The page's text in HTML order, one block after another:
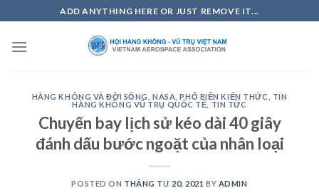
to
content
ADD ANYTHING HERE OR JUST REMOVE IT...
HÀNG KHÔNG VÀ ĐỜI SỐNG ,NASA ,PHỔ BIẾN KIẾN THỨC
TIN
HÀNG KHÔNG VŨ TRỤ QUỐC TẾ
TIN TỨC
Chuyến bay lịch sử kéo dài 40 giây
đánh dấu bước ngoặt của nhân loại
POSTED ON THÁNG TƯ 20, 2021 BY ADMIN